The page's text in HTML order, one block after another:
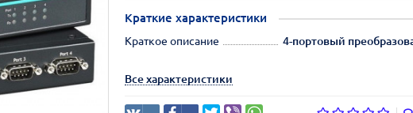
Краткие характеристики
Краткое описание
4-портовый
Все характеристики